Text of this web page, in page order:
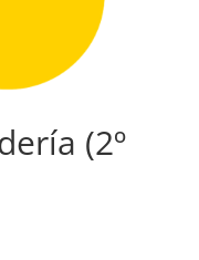
(2º